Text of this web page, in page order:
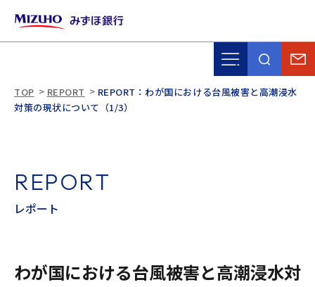
TOP REPORT
REPORT：わが国における台風被害と高潮浸水
対策の現状について（1/3）
REPORT
レポー ト
わが国における台風被害と高潮浸水対